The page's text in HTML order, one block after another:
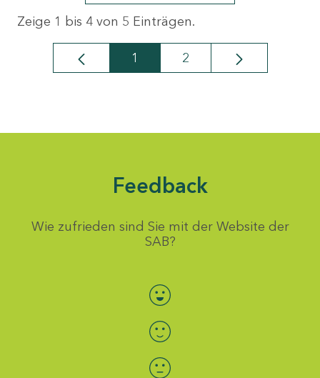
Zeige 1 bis 4 von 5 Einträgen.
Seite
1 Seite
2
Feedback
Wie zufrieden sind Sie mit der Website der
SAB?
Bewertung auswählen